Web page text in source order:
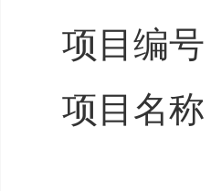
项目编号
项目名